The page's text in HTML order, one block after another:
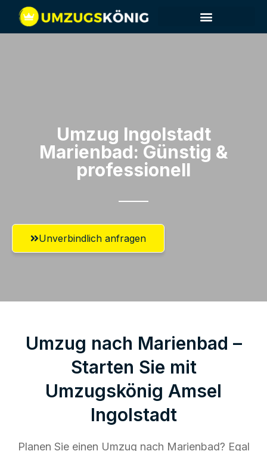
Umzug Ingolstadt​
Marienbad: Günstig &
professionell​
Unverbindlich anfragen
Umzug nach Marienbad –
Starten Sie mit
Umzugskönig Amsel
Ingolstadt
Planen Sie einen Umzug nach Marienbad? Egal